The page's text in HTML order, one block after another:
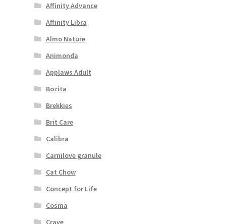
Affinity Advance
Affinity Libra
Almo Nature
Animonda
Applaws Adult
Bozita
Brekkies
Brit Care
Calibra
Carnilove granule
Cat Chow
Concept for Life
Cosma
Crave